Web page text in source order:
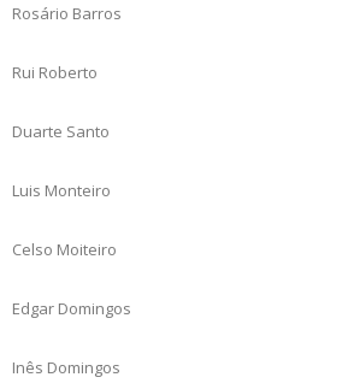
Rosário Barros
Rui Roberto
Duarte Santo
Luis Monteiro
Celso Moiteiro
Edgar Domingos
Inês Domingos